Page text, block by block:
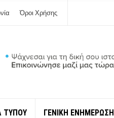
Όροι Χρήσης
ΤΥΠΟΥ ΓΕΝΙΚΗ ΕΝΗΜΕΡΩΣΗ